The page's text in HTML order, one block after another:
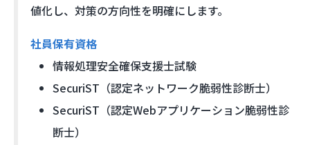
値化し、対策の方向性を明確にします。
社員保有資格
情報処理安全確保支援士試験
SecuriST（認定ネットワーク脆弱性診断士）
SecuriST（認定Webアプリケーション脆弱性診
断士）